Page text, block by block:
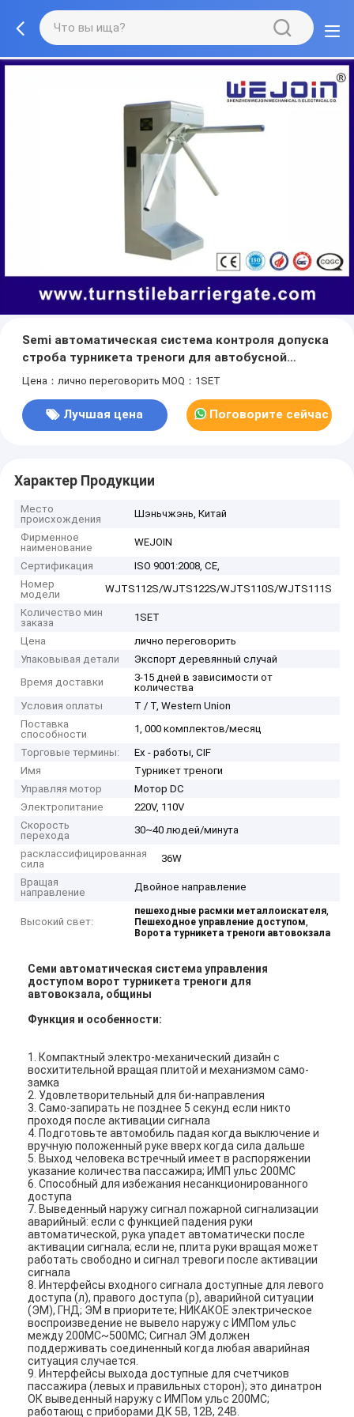
Semi автоматическая система контроля допуска
строба турникета треноги для автобусной
станции, общины
Цена：лично переговорить MOQ：1SET
Лучшая цена Поговорите сейчас
Характер Продукции
Место
происхождения
Шэньчжэнь, Китай
Фирменное
наименование
WEJOIN
Сертификация
ISO 9001:2008, CE,
Номер
модели
WJTS112S/WJTS122S/WJTS110S/WJTS111S
Количество мин
заказа
1SET
Цена
лично переговорить
Упаковывая детали
Экспорт деревянный случай
Время доставки
3-15 дней в зависимости от
количества
Условия оплаты
T / T, Western Union
Поставка
способности
1, 000 комплектов/месяц
Торговые термины:
Ex - работы, CIF
Имя
Турникет треноги
Управляя мотор
Мотор DC
Электропитание
220V, 110V
Скорость
перехода
30~40 людей/минута
расклассифицированная
сила
36W
Вращая
направление
Двойное направление
Высокий свет:
пешеходные расмки металлоискателя,
Пешеходное управление доступом,
Ворота турникета треноги автовокзала
Семи автоматическая система управления
доступом ворот турникета треноги для
автовокзала, общины
Функция и особенности:
1. Компактный электро-механический дизайн с
восхитительной вращая плитой и механизмом само-
замка
2. Удовлетворительный для би-направления
3. Само-запирать не позднее 5 секунд если никто
проходя после активации сигнала
4. Подготовьте автомобиль падая когда выключение и
вручную положенный руке вверх когда сила дальше
5. Выход человека встречный имеет в распоряжении
указание количества пассажира; ИМП ульс 200МС
6. Способный для избежания несанкционированного
доступа
7. Выведенный наружу сигнал пожарной сигнализации
аварийный: если с функцией падения руки
автоматической, рука упадет автоматически после
активации сигнала; если не, плита руки вращая может
работать свободно и сигнал тревоги после активации
сигнала
8. Интерфейсы входного сигнала доступные для левого
доступа (л), правого доступа (р), аварийной ситуации
(ЭМ), ГНД; ЭМ в приоритете; НИКАКОЕ электрическое
воспроизведение не вывело наружу с ИМПом ульс
между 200МС~500МС; Сигнал ЭМ должен
поддерживать соединенный когда любая аварийная
ситуация случается.
9. Интерфейсы выхода доступные для счетчиков
пассажира (левых и правильных сторон); это динатрон
ОК выведенный наружу с ИМПом ульс 200МС;
работающ с приборами ДК 5В, 12В, 24В.